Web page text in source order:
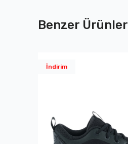
Benzer Ürünler
İndirim